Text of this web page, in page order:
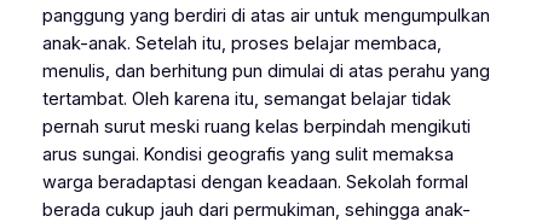
panggung yang berdiri di atas air untuk mengumpulkan
anak-anak. Setelah itu, proses belajar membaca,
menulis, dan berhitung pun dimulai di atas perahu yang
tertambat. Oleh karena itu, semangat belajar tidak
pernah surut meski ruang kelas berpindah mengikuti
arus sungai. Kondisi geografis yang sulit memaksa
warga beradaptasi dengan keadaan. Sekolah formal
berada cukup jauh dari permukiman, sehingga anak-